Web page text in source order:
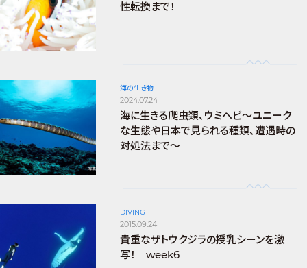
性転換まで！
海の生き物
2024.07.24
海に生きる爬虫類、ウミヘビ～ユニーク
な生態や日本で見られる種類、遭遇時の
対処法まで～
DIVING
2015.09.24
貴重なザトウクジラの授乳シーンを激
写！ week6